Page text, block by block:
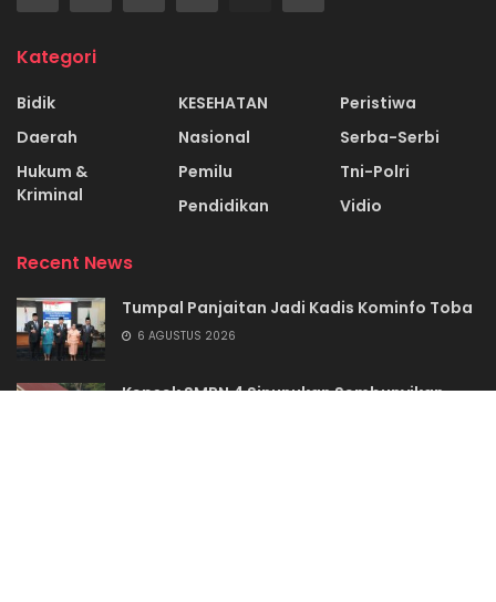
Kategori
Bidik
Daerah
Hukum &
Kriminal
KESEHATAN
Nasional
Pemilu
Pendidikan
Peristiwa
Serba-Serbi
Tni-Polri
Vidio
Recent News
Tumpal Panjaitan Jadi Kadis Kominfo Toba
6 AGUSTUS 2026
Kepsek SMPN 4 Sinunukan Sembunyikan